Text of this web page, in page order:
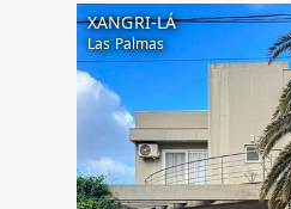
XANGRI-LÁ
Las Palmas